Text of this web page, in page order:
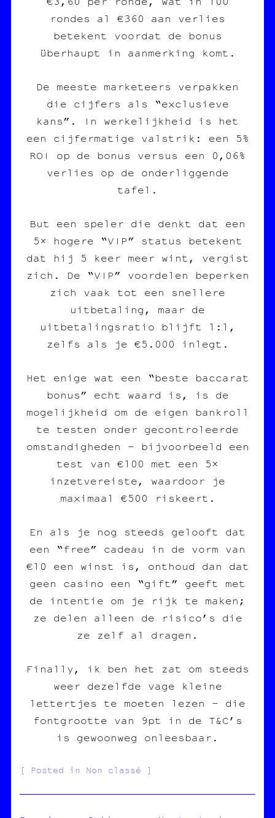
rondes al €360 aan verlies
betekent voordat de bonus
überhaupt in aanmerking komt.
De meeste marketeers verpakken
die cijfers als “exclusieve
kans”. In werkelijkheid is het
een cijfermatige valstrik: een 5%
ROI op de bonus versus een 0,06%
verlies op de onderliggende
tafel.
But een speler die denkt dat een
5× hogere “VIP” status betekent
dat hij 5 keer meer wint, vergist
zich. De “VIP” voordelen beperken
zich vaak tot een snellere
uitbetaling, maar de
uitbetalingsratio blijft 1:1,
zelfs als je €5.000 inlegt.
Het enige wat een “beste baccarat
bonus” echt waard is, is de
mogelijkheid om de eigen bankroll
te testen onder gecontroleerde
omstandigheden – bijvoorbeeld een
test van €100 met een 5×
inzetvereiste, waardoor je
maximaal €500 riskeert.
En als je nog steeds gelooft dat
een “free” cadeau in de vorm van
€10 een winst is, onthoud dan dat
geen casino een “gift” geeft met
de intentie om je rijk te maken;
ze delen alleen de risico’s die
ze zelf al dragen.
Finally, ik ben het zat om steeds
weer dezelfde vage kleine
lettertjes te moeten lezen – die
fontgrootte van 9pt in de T&C’s
is gewoonweg onleesbaar.
Posted in Non classé